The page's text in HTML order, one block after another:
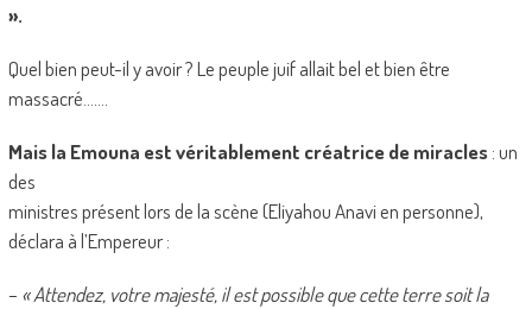
».
Quel bien peut-il y avoir ? Le peuple juif allait bel et bien être
massacré…….
Mais la Emouna est véritablement créatrice de miracles: un
des
ministres présent lors de la scène (Eliyahou Anavi en personne),
déclara à l’Empereur :
– « Attendez, votre majesté, il est possible que cette terre soit la